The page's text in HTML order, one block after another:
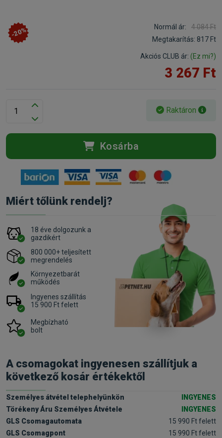
-20% Normál ár:
4 084 Ft
Megtakarítás: 817 Ft
Akciós CLUB ár: (Ez mi?)
3 267 Ft
Raktáron
Kosárba
Miért tőlünk rendelj?
18 éve dolgozunk a
gazdikért
800 000+ teljesített
megrendelés
Környezetbarát
működés
Ingyenes szállítás
15 900 Ft felett
Megbízható
bolt
A csomagokat ingyenesen szállítjuk a
következő kosár értékektől
Személyes átvétel telephelyünkön
INGYENES
Törékeny Áru Személyes Átvétele
INGYENES
GLS Csomagautomata
15 990 Ft felett
GLS Csomagpont
15 990 Ft felett